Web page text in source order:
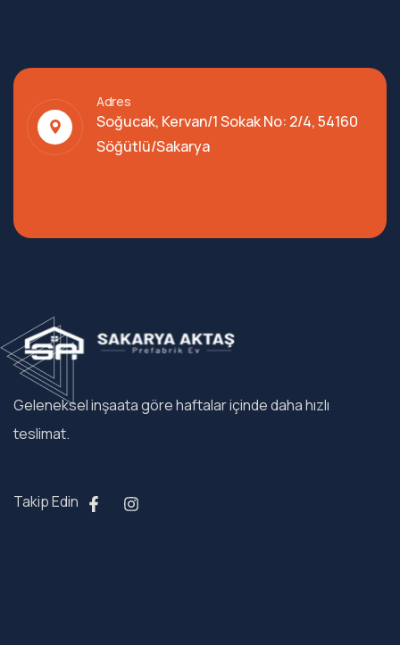
Adres
Soğucak, Kervan/1 Sokak No: 2/4, 54160
Söğütlü/Sakarya
Geleneksel inşaata göre haftalar içinde daha hızlı
teslimat.
Takip Edin